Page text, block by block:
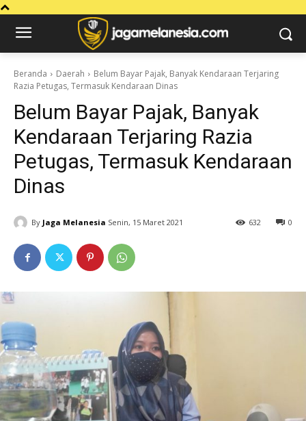
Beranda Daerah
Belum Bayar Pajak, Banyak Kendaraan Terjaring
Razia Petugas, Termasuk Kendaraan Dinas
Belum Bayar Pajak, Banyak
Kendaraan Terjaring Razia
Petugas, Termasuk Kendaraan
Dinas
By Jaga Melanesia Senin, 15 Maret 2021 0
632